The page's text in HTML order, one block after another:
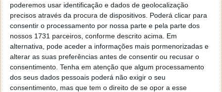
poderemos usar identificação e dados de geolocalização
precisos através da procura de dispositivos. Poderá clicar para
consentir o processamento por nossa parte e pela parte dos
nossos 1731 parceiros, conforme descrito acima. Em
alternativa, pode aceder a informações mais pormenorizadas e
alterar as suas preferências antes de consentir ou recusar o
consentimento. Tenha em atenção que algum processamento
dos seus dados pessoais poderá não exigir o seu
consentimento, mas que tem o direito de se opor a esse
Para complementar esta falha, o Facebook criou um
mecanismo que consegue identificar faces similares
e agrupá-las, permitindo uma posterior identificação
dos utilizadores. Novas fotografias com a mesma
face, que sejam adicionadas posteriormente, são
agrupadas.